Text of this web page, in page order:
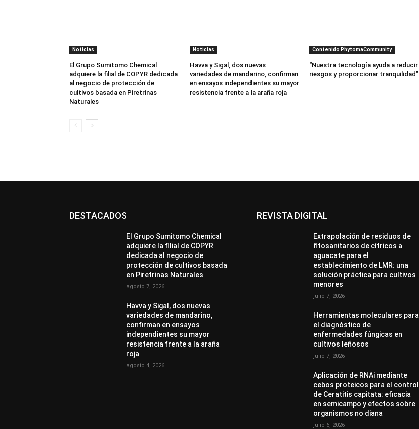
Noticias
El Grupo Sumitomo Chemical
adquiere la filial de COPYR dedicada
al negocio de protección de
cultivos basada en Piretrinas
Naturales
Noticias
Havva y Sigal, dos nuevas
variedades de mandarino, confirman
en ensayos independientes su mayor
resistencia frente a la araña roja
Contenido PhytomaCommunity
“Nuestra tecnología ayuda a reducir
riesgos y proporcionar tranquilidad”
DESTACADOS
El Grupo Sumitomo Chemical
adquiere la filial de COPYR
dedicada al negocio de
protección de cultivos basada
en Piretrinas Naturales
agosto 7, 2026
Havva y Sigal, dos nuevas
variedades de mandarino,
confirman en ensayos
independientes su mayor
resistencia frente a la araña
roja
agosto 4, 2026
REVISTA DIGITAL
Extrapolación de residuos de
fitosanitarios de cítricos a
aguacate para el
establecimiento de LMR: una
solución práctica para cultivos
menores
julio 7, 2026
Herramientas moleculares para
el diagnóstico de
enfermedades fúngicas en
cultivos leñosos
julio 7, 2026
Aplicación de RNAi mediante
cebos proteicos para el control
de Ceratitis capitata: eficacia
en semicampo y efectos sobre
organismos no diana
julio 6, 2026